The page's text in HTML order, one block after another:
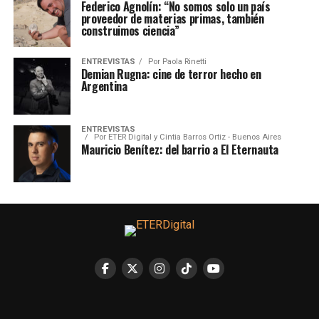
Federico Agnolín: “No somos solo un país
proveedor de materias primas, también
construimos ciencia”
ENTREVISTAS Por Paola Rinetti
Demian Rugna: cine de terror hecho en
Argentina
ENTREVISTAS
Por ETER Digital y Cintia Barros Ortiz - Buenos Aires
Mauricio Benítez: del barrio a El Eternauta